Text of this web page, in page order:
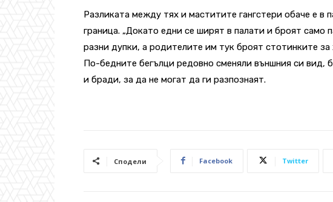
Разликата между тях и маститите гангстери обаче е в
граница. „Докато едни се ширят в палати и броят само
разни дупки, а родителите им тук броят стотинките
По-бедните бегълци редовно сменяли външния си вид,
и бради, за да не могат да ги разпознаят.
Сподели Facebook Twitter